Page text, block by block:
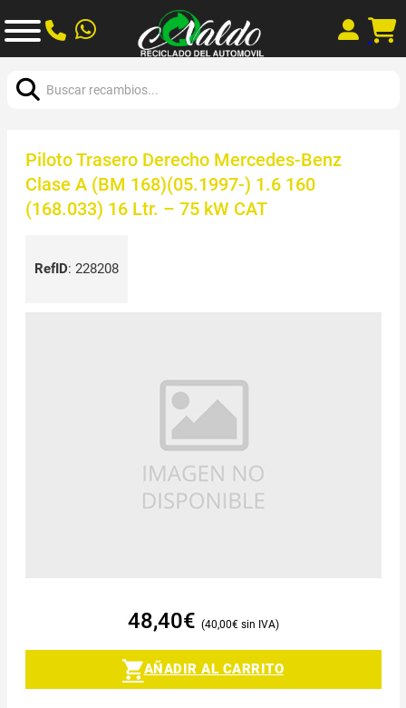
Piloto Trasero Derecho Mercedes-Benz
Clase A (BM 168)(05.1997-) 1.6 160
(168.033) 16 Ltr. – 75 kW CAT
RefID: 228208
48,40€ 40,00€
AÑADIR AL CARRITO